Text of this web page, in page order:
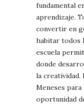
fundamental
aprendizaje.
convertir en
habitar todos
escuela
donde
la creatividad.
Meneses
oportunidad